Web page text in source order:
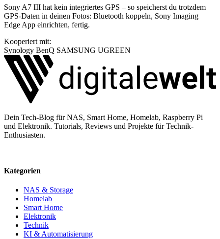
Sony A7 III hat kein integriertes GPS – so speicherst du trotzdem
GPS-Daten in deinen Fotos: Bluetooth koppeln, Sony Imaging
Edge App einrichten, fertig.
Kooperiert mit:
Synology BenQ SAMSUNG UGREEN
Dein Tech-Blog für NAS, Smart Home, Homelab, Raspberry Pi
und Elektronik. Tutorials, Reviews und Projekte für Technik-
Enthusiasten.
Kategorien
NAS & Storage
Homelab
Smart Home
Elektronik
Technik
KI & Automatisierung